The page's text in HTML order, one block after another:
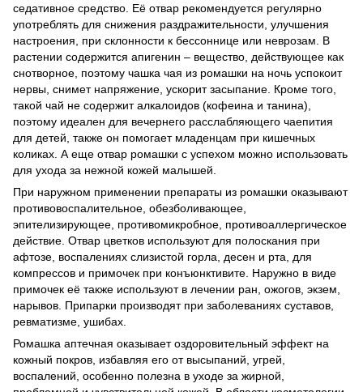
седативное средство. Её отвар рекомендуется регулярно
употреблять для снижения раздражительности, улучшения
настроения, при склонности к бессоннице или неврозам. В
растении содержится апигенин – вещество, действующее как
снотворное, поэтому чашка чая из ромашки на ночь успокоит
нервы, снимет напряжение, ускорит засыпание. Кроме того,
такой чай не содержит алкалоидов (кофеина и танина),
поэтому идеален для вечернего расслабляющего чаепития
для детей, также он помогает младенцам при кишечных
коликах. А еще отвар ромашки с успехом можно использовать
для ухода за нежной кожей малышей.
При наружном применении препараты из ромашки оказывают
противовоспалительное, обезболивающее,
эпителизирующее, противомикробное, противоаллергическое
действие. Отвар цветков используют для полоскания при
афтозе, воспалениях слизистой горла, десен и рта, для
компрессов и примочек при конъюнктивите. Наружно в виде
примочек её также используют в лечении ран, ожогов, экзем,
нарывов. Припарки производят при заболеваниях суставов,
ревматизме, ушибах.
Ромашка аптечная оказывает оздоровительный эффект на
кожный покров, избавляя его от высыпаний, угрей,
воспалений, особенно полезна в уходе за жирной,